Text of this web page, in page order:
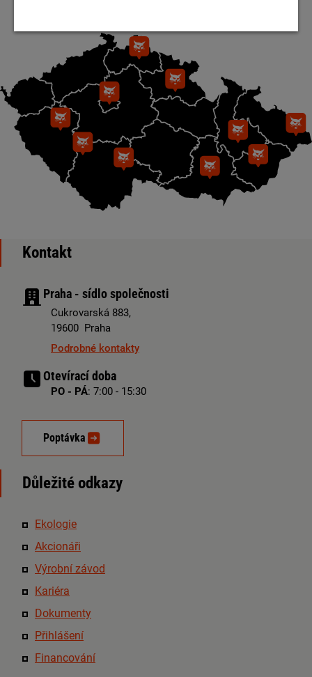
Kontakt
Praha - sídlo společnosti
Cukrovarská 883,
19600 Praha
Podrobné kontakty
Otevírací doba
PO - PÁ: 7:00 - 15:30
Poptávka
Důležité odkazy
Ekologie
Akcionáři
Výrobní závod
Kariéra
Dokumenty
Přihlášení
Financování